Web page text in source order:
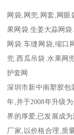
网袋,网兜,网套,网眼
果网袋.生姜大蒜网
网袋.车缝网袋,缩口
兜.西瓜吊袋.水果网
护套网
深圳市新中南塑胶包
年,并于2008年升级
界的厚爱,已发展成
厂家,以价格合理,质